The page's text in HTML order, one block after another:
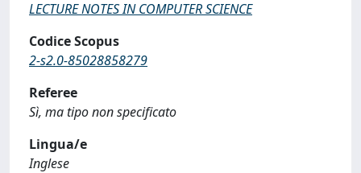
LECTURE NOTES IN COMPUTER SCIENCE
Codice Scopus
2-s2.0-85028858279
Referee
Sì, ma tipo non specificato
Lingua/e
Inglese